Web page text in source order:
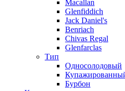
Macallan
Glenfiddich
Jack Daniel's
Benriach
Chivas Regal
Glenfarclas
Тип
Односолодовый
Бурбон